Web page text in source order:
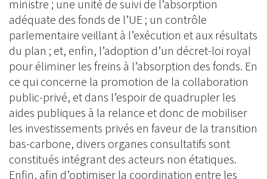
ministre ; une unité de suivi de l’absorption
adéquate des fonds de l’UE ; un contrôle
parlementaire veillant à l’exécution et aux résultats
du plan ; et, enfin, l’adoption d’un décret-loi royal
pour éliminer les freins à l’absorption des fonds. En
ce qui concerne la promotion de la collaboration
public-privé, et dans l’espoir de quadrupler les
aides publiques à la relance et donc de mobiliser
les investissements privés en faveur de la transition
bas-carbone, divers organes consultatifs sont
constitués intégrant des acteurs non étatiques.
Enfin, afin d’optimiser la coordination entre les